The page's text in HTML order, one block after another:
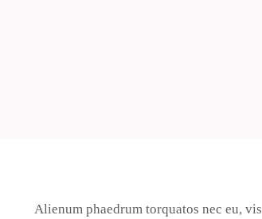
Alienum phaedrum torquatos nec eu, vis